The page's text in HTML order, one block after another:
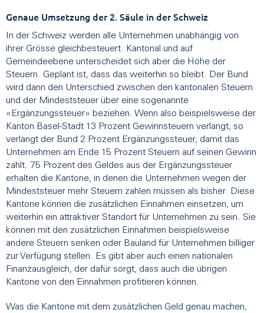
Genaue Umsetzung der 2. Säule in der Schweiz
In der Schweiz werden alle Unternehmen unabhängig von
ihrer Grösse gleichbesteuert. Kantonal und auf
Gemeindeebene unterscheidet sich aber die Höhe der
Steuern. Geplant ist, dass das weiterhin so bleibt. Der Bund
wird dann den Unterschied zwischen den kantonalen Steuern
und der Mindeststeuer über eine sogenannte
«Ergänzungssteuer» beziehen. Wenn also beispielsweise der
Kanton Basel-Stadt 13 Prozent Gewinnsteuern verlangt, so
verlangt der Bund 2 Prozent Ergänzungssteuer, damit das
Unternehmen am Ende 15 Prozent Steuern auf seinen Gewinn
zahlt. 75 Prozent des Geldes aus der Ergänzungssteuer
erhalten die Kantone, in denen die Unternehmen wegen der
Mindeststeuer mehr Steuern zahlen müssen als bisher. Diese
Kantone können die zusätzlichen Einnahmen einsetzen, um
weiterhin ein attraktiver Standort für Unternehmen zu sein. Sie
können mit den zusätzlichen Einnahmen beispielsweise
andere Steuern senken oder Bauland für Unternehmen billiger
zur Verfügung stellen. Es gibt aber auch einen nationalen
Finanzausgleich, der dafür sorgt, dass auch die übrigen
Kantone von den Einnahmen profitieren können.
Was die Kantone mit dem zusätzlichen Geld genau machen,